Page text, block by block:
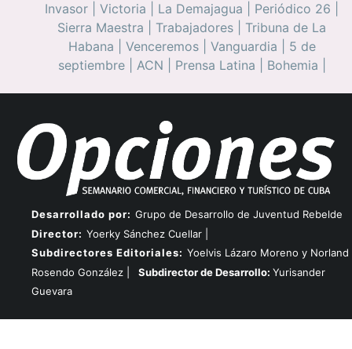
Invasor
Victoria La Demajagua Periódico 26
Sierra Maestra
Trabajadores
Tribuna de La
Habana
Venceremos| Vanguardia
5 de
septiembre| ACN Prensa Latina Bohemia
Desarrollado por: Grupo de Desarrollo de Juventud Rebelde
Director: Yoerky Sánchez Cuellar |
Subdirectores Editoriales: Yoelvis Lázaro Moreno y Norland
Rosendo González |
Subdirector de Desarrollo: Yurisander
Guevara